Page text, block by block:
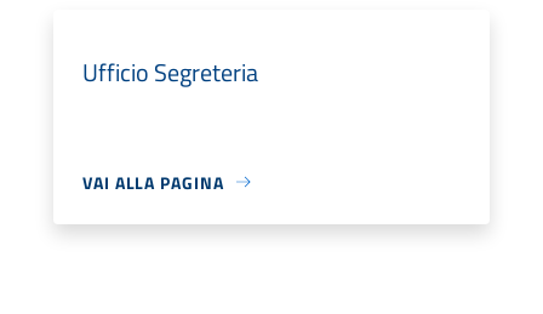
Ufficio Segreteria
VAI ALLA PAGINA